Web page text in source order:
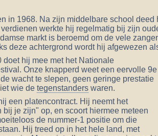
in 1968. Na zijn middelbare school
werkte hij regelmatig bij zijn
markt is beroemd om de vele
deze achtergrond wordt hij afgewezen
doet hij mee met het Nationale
Onze knapperd weet een eervolle 9e
wacht te slepen, geen geringe prestatie
wie detegenstanders waren.
een platencontract. Hij neemt het
bij je zijn" op, en scoort hiermee meteen
de nummer-1 positie om die
Hij treed op in het hele land, met